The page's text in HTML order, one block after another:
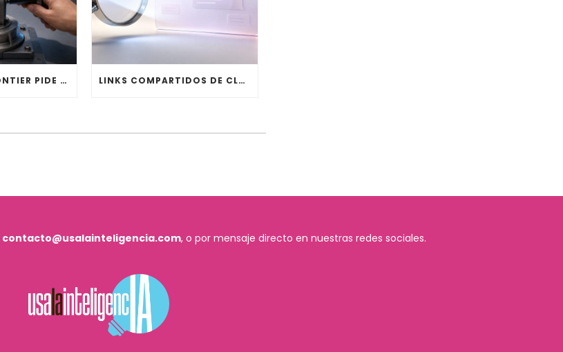
PACING THE FRONTIER PIDE MECANISMOS PARA MODERAR LA IA DE FRONTERA LINKS COMPARTIDOS DE CLAUDE APARECIERON EN GOOGLE Y BING
contacto@usalainteligencia.com, o por mensaje directo en nuestras redes sociales.